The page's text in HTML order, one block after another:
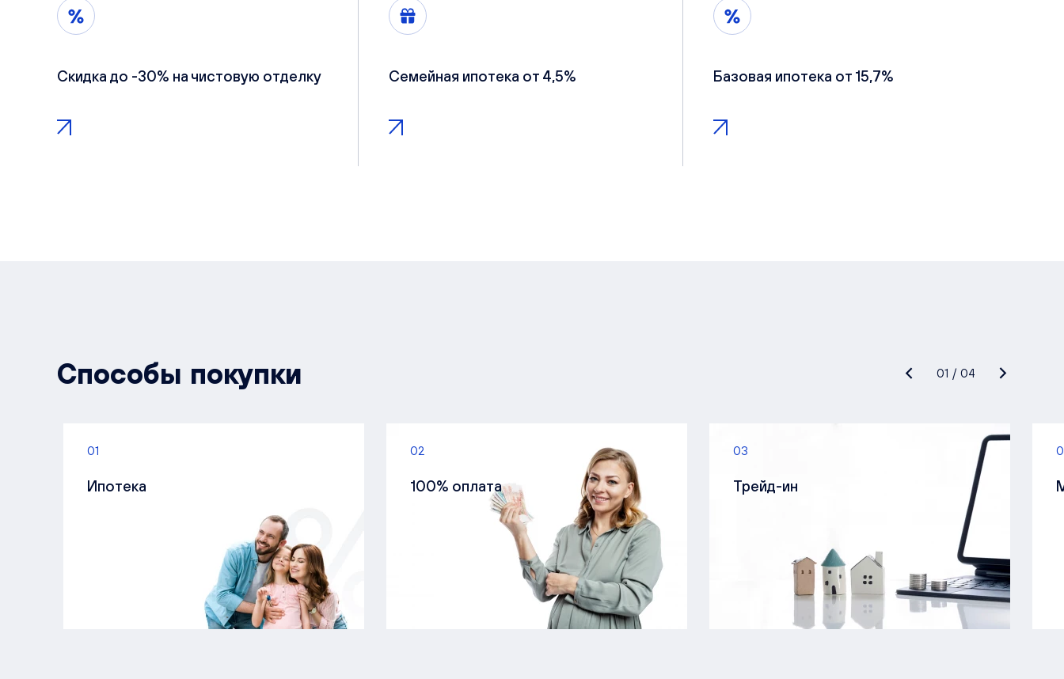
Скидка до -30% на чистовую отделку Семейная ипотека от 4,5% Базовая ипотека от 15,7%
Способы покупки 01 / 04
01
Ипотека
02
100% оплата
03
Трейд-ин